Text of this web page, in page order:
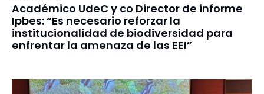
Académico UdeC y co Director de informe
Ipbes: “Es necesario reforzar la
institucionalidad de biodiversidad para
enfrentar la amenaza de las EEI”